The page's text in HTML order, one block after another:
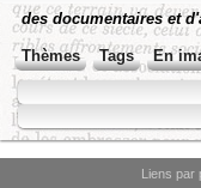
des documentaires et
Thèmes Tags En
Liens par